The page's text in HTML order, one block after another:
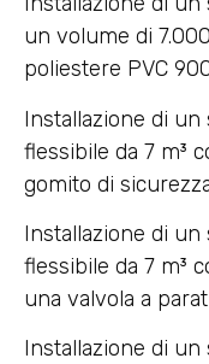
un volume di
poliestere PVC
Installazione di un
flessibile da 7 m³
gomito di
Installazione di un
flessibile da 7 m³
una valvola a
Installazione di un